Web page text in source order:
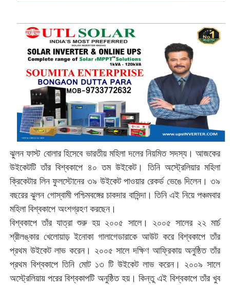
ঝুলন ফাস্ট বোলার হিসেবে ভারতীয় মহিলা দলের নিয়মিত সদস্য। আজকের
উইকেটটি তাঁর বিশ্বকাপে ৪০ তম উইকেট। তিনি অস্ট্রেলিয়ার মহিলা
ক্রিকেটার লিন ফুলস্টোনের ৩৯ উইকেট পাওয়ার রেকর্ড ভেঙে দিলেন। ৩৯
বছরের ঝুলন গোস্বামী পশ্চিমবঙ্গের চাকদার বাসিন্দা। তিনি এই নিয়ে পঞ্চমবার
মহিলা বিশ্বকাপে অংশগ্রহণ করছেন।
বিশ্বকাপে তাঁর যাত্রা শুরু হয় ২০০৫ সালে। ২০০৫ সালের ২২ মার্চ
শ্রীলঙ্কার খেলোয়াড় ইনোকা গালাগেডারাকে আউট করে বিশ্বকাপে তাঁর
প্রথম উইকেট লাভ করেন। ২০০৫ সালে দক্ষিণ আফ্রিকায় অনুষ্ঠিত তাঁর
প্রথম বিশ্বকাপে তিনি মোট ১৩ টি উইকেট লাভ করেন। ২০০৯ সালে
অস্ট্রেলিয়ায় পরের বিশ্বকাপটি অনুষ্ঠিত হয়। কিন্তু এই বিশ্বকাপে তাঁর খুব